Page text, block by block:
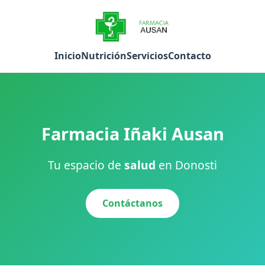
InicioNutriciónServiciosContacto
Farmacia Iñaki Ausan
Tu espacio de salud en Donosti
Contáctanos